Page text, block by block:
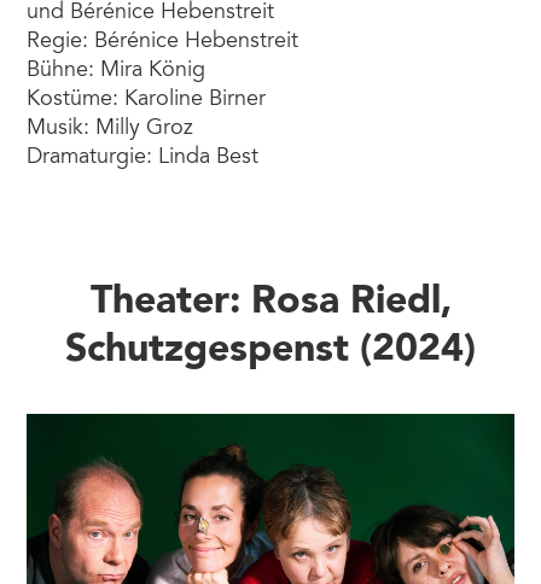
und Bérénice Hebenstreit
Regie: Bérénice Hebenstreit
Bühne: Mira König
Kostüme: Karoline Birner
Musik: Milly Groz
Dramaturgie: Linda Best
Theater: Rosa Riedl,
Schutzgespenst (2024)